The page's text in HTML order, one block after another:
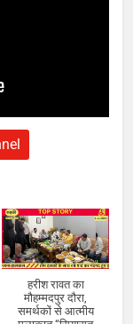
हरीश रावत का
मौहम्मदपुर दौरा,
समर्थकों से आत्मीय